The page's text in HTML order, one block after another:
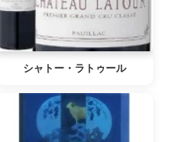
シャトー・ラトゥール